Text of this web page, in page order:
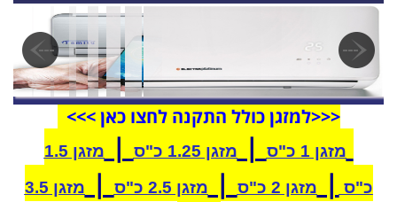
<<<למזגןכולל התקנה לחצו כאן >>>
מזגן 1 כ"ס | מזגן 1.25 כ"ס |
מזגן 1.5
כ"ס | מזגן 2 כ"ס | מזגן 2.5 כ"ס |
מזגן 3.5